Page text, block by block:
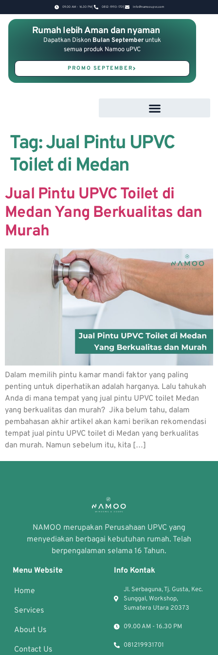
09.00 AM - 16.30 PM 0812-1993-1701 Info@namooupvc.com
Rumah lebih Aman dan nyaman
Dapatkan Diskon Bulan September untuk
semua produk Namoo uPVC
PROMO SEPTEMBER
Tag:Jual Pintu UPVC
Toilet di Medan
Jual Pintu UPVC Toilet di
Medan Yang Berkualitas dan
Murah
Dalam memilih pintu kamar mandi faktor yang paling
penting untuk diperhatikan adalah harganya. Lalu tahukah
Anda di mana tempat yang jual pintu UPVC toilet Medan
yang berkualitas dan murah? Jika belum tahu, dalam
pembahasan akhir artikel akan kami berikan rekomendasi
tempat jual pintu UPVC toilet di Medan yang berkualitas
dan murah. Namun sebelum itu, kita […]
NAMOO merupakan Perusahaan UPVC yang
menyediakan berbagai kebutuhan rumah. Telah
berpengalaman selama 16 Tahun.
Menu Website
Home
Services
About Us
Contact Us
Info Kontak
Jl. Serbaguna, Tj. Gusta, Kec.
Sunggal, Workshop,
Sumatera Utara 20373
09.00 AM - 16.30 PM
081219931701